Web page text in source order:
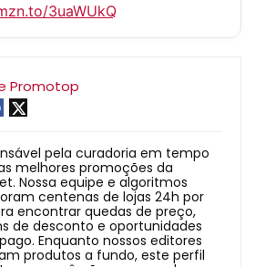
3uaWUkQ
Promotop
pela curadoria em tempo
melhores promoções da
Nossa equipe e algoritmos
centenas de lojas 24h por
encontrar quedas de preço,
de desconto e oportunidades
Enquanto nossos editores
produtos a fundo, este perfil